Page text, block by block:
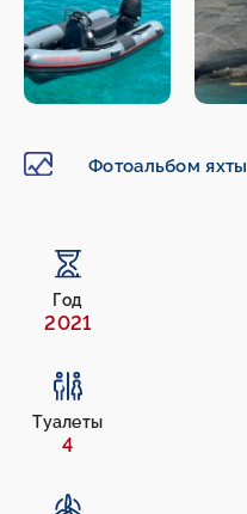
Фотоальбом яхты
Год
2021
Туалеты
4